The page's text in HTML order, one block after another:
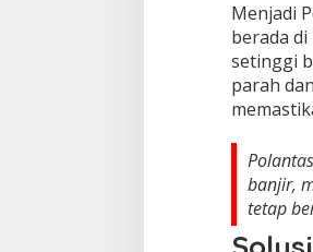
Menjadi
berada
setinggi
parah
banjir,
tetap